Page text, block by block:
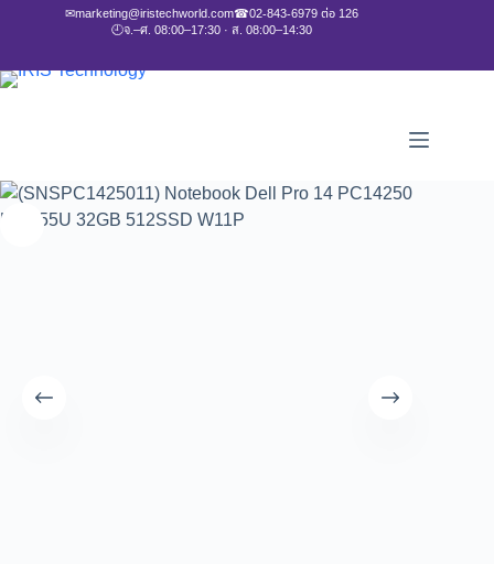
✉marketing@iristechworld.com☎02-843-6979 ต่อ 126
🕘จ.–ศ. 08:00–17:30 · ส. 08:00–14:30